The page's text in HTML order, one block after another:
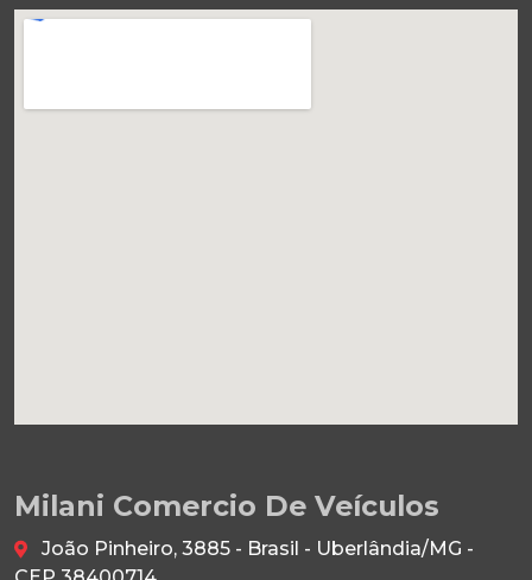
Milani Comercio De Veículos
João Pinheiro, 3885 - Brasil - Uberlândia/MG -